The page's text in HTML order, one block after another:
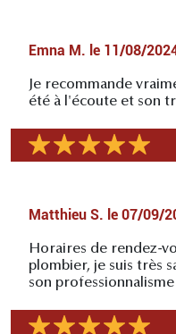
Emna M. le 11/08/
Je recommande
été à l'écoute et son
Matthieu S. le 07/09/
Horaires de rendez-
plombier, je suis très
son professionnalisme